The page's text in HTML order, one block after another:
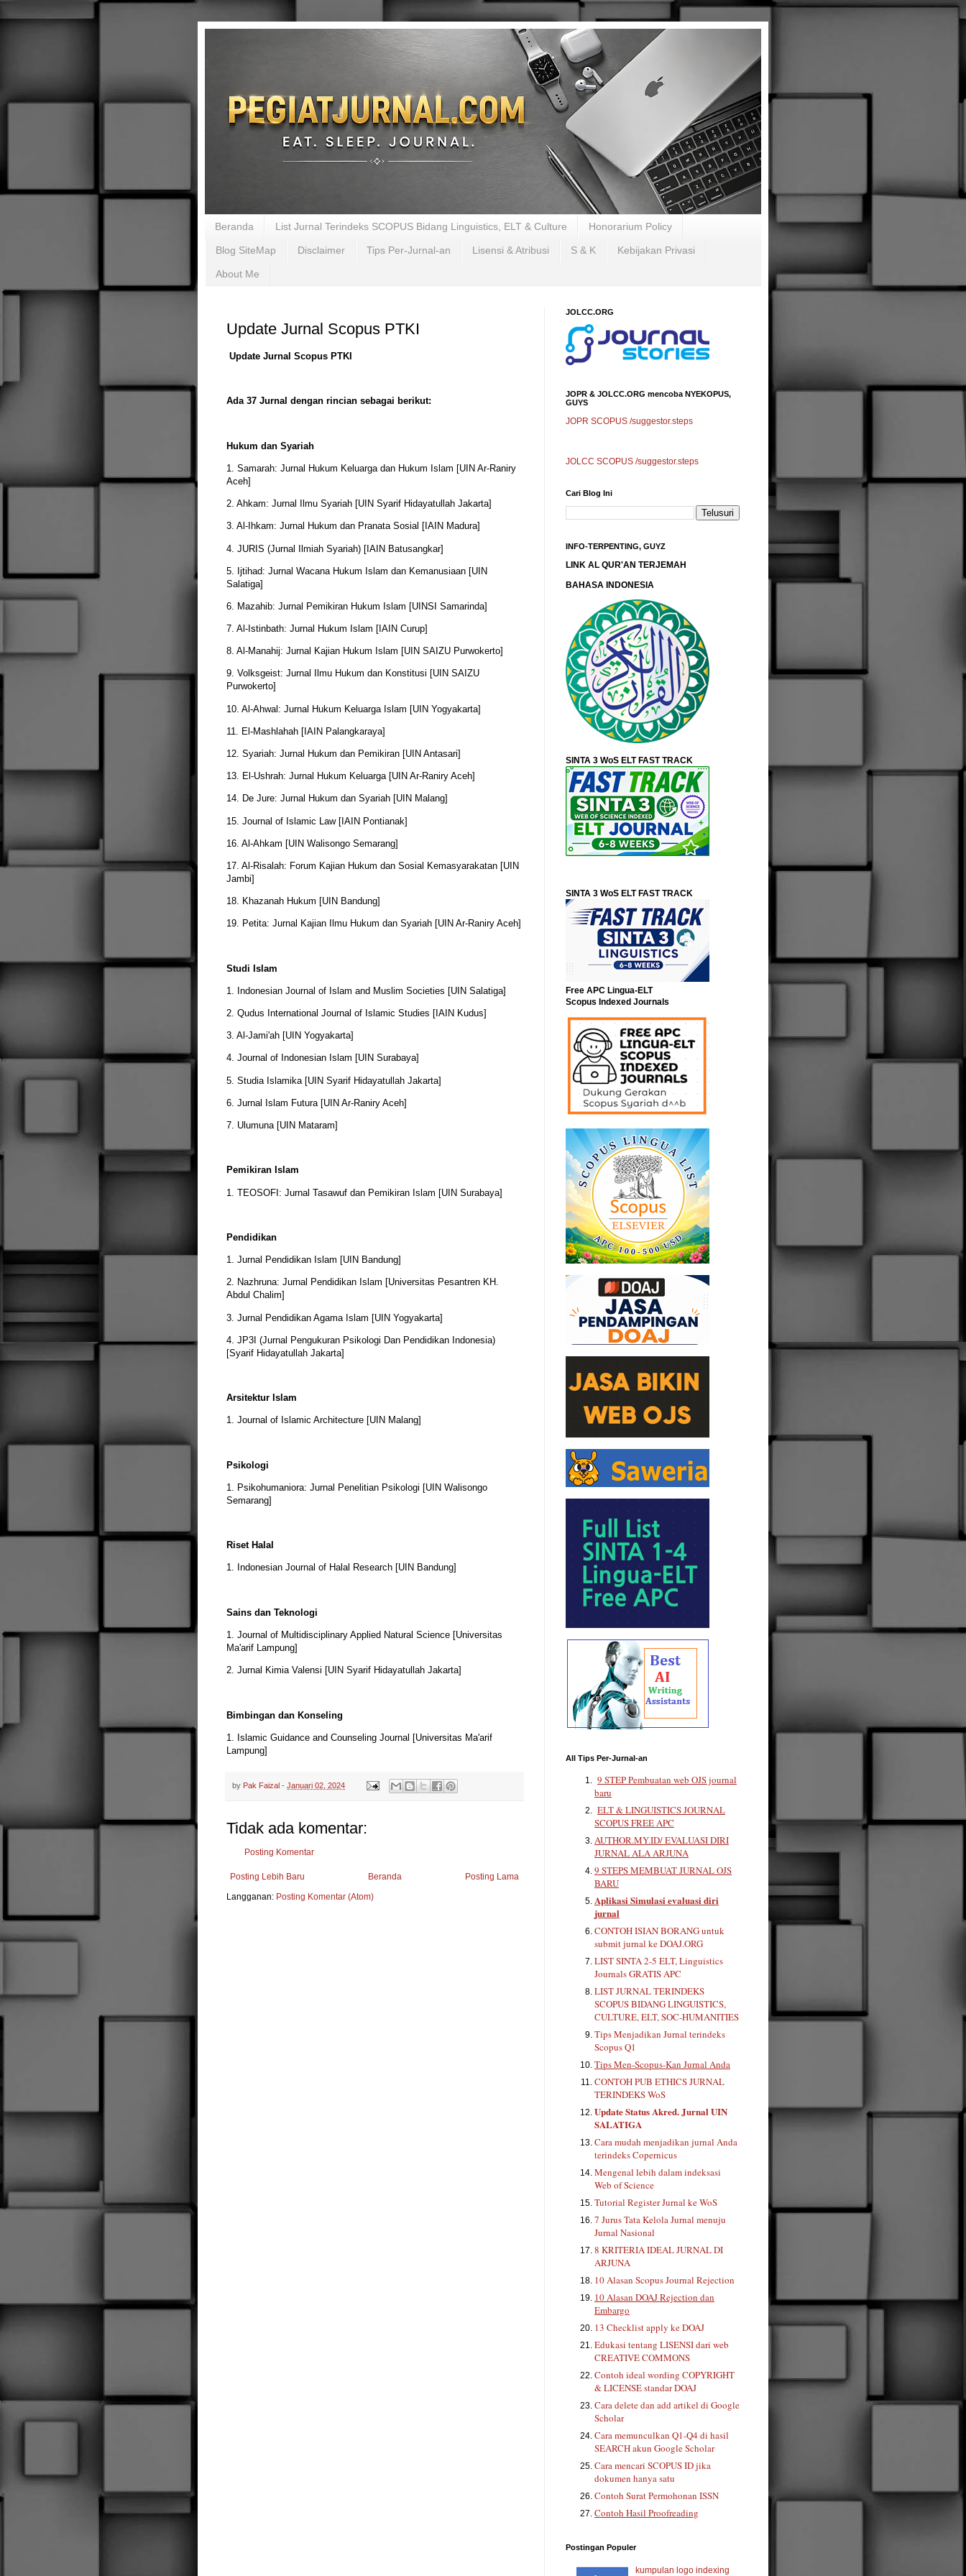
Beranda List Jurnal Terindeks SCOPUS Bidang Linguistics, ELT & Culture Honorarium Policy
Blog SiteMap Disclaimer Tips Per-Jurnal-an Lisensi & Atribusi S & K Kebijakan Privasi
About Me
Update Jurnal Scopus PTKI
Update Jurnal Scopus PTKI
Ada 37 Jurnal dengan rincian sebagai berikut:
Hukum dan Syariah
1. Samarah: Jurnal Hukum Keluarga dan Hukum Islam [UIN Ar-Raniry
Aceh]
2. Ahkam: Jurnal Ilmu Syariah [UIN Syarif Hidayatullah Jakarta]
3. Al-Ihkam: Jurnal Hukum dan Pranata Sosial [IAIN Madura]
4. JURIS (Jurnal Ilmiah Syariah) [IAIN Batusangkar]
5. Ijtihad: Jurnal Wacana Hukum Islam dan Kemanusiaan [UIN
Salatiga]
6. Mazahib: Jurnal Pemikiran Hukum Islam [UINSI Samarinda]
7. Al-Istinbath: Jurnal Hukum Islam [IAIN Curup]
8. Al-Manahij: Jurnal Kajian Hukum Islam [UIN SAIZU Purwokerto]
9. Volksgeist: Jurnal Ilmu Hukum dan Konstitusi [UIN SAIZU
Purwokerto]
10. Al-Ahwal: Jurnal Hukum Keluarga Islam [UIN Yogyakarta]
11. El-Mashlahah [IAIN Palangkaraya]
12. Syariah: Jurnal Hukum dan Pemikiran [UIN Antasari]
13. El-Ushrah: Jurnal Hukum Keluarga [UIN Ar-Raniry Aceh]
14. De Jure: Jurnal Hukum dan Syariah [UIN Malang]
15. Journal of Islamic Law [IAIN Pontianak]
16. Al-Ahkam [UIN Walisongo Semarang]
17. Al-Risalah: Forum Kajian Hukum dan Sosial Kemasyarakatan [UIN
Jambi]
18. Khazanah Hukum [UIN Bandung]
19. Petita: Jurnal Kajian Ilmu Hukum dan Syariah [UIN Ar-Raniry Aceh]
Studi Islam
1. Indonesian Journal of Islam and Muslim Societies [UIN Salatiga]
2. Qudus International Journal of Islamic Studies [IAIN Kudus]
3. Al-Jami'ah [UIN Yogyakarta]
4. Journal of Indonesian Islam [UIN Surabaya]
5. Studia Islamika [UIN Syarif Hidayatullah Jakarta]
6. Jurnal Islam Futura [UIN Ar-Raniry Aceh]
7. Ulumuna [UIN Mataram]
Pemikiran Islam
1. TEOSOFI: Jurnal Tasawuf dan Pemikiran Islam [UIN Surabaya]
Pendidikan
1. Jurnal Pendidikan Islam [UIN Bandung]
2. Nazhruna: Jurnal Pendidikan Islam [Universitas Pesantren KH.
Abdul Chalim]
3. Jurnal Pendidikan Agama Islam [UIN Yogyakarta]
4. JP3I (Jurnal Pengukuran Psikologi Dan Pendidikan Indonesia)
[Syarif Hidayatullah Jakarta]
Arsitektur Islam
1. Journal of Islamic Architecture [UIN Malang]
Psikologi
1. Psikohumaniora: Jurnal Penelitian Psikologi [UIN Walisongo
Semarang]
Riset Halal
1. Indonesian Journal of Halal Research [UIN Bandung]
Sains dan Teknologi
1. Journal of Multidisciplinary Applied Natural Science [Universitas
Ma'arif Lampung]
2. Jurnal Kimia Valensi [UIN Syarif Hidayatullah Jakarta]
Bimbingan dan Konseling
1. Islamic Guidance and Counseling Journal [Universitas Ma'arif
Lampung]
by Pak Faizal - Januari 02, 2024
Tidak ada komentar:
Posting Komentar
Posting Lebih Baru Posting Lama
Beranda
Langganan: Posting Komentar (Atom)
JOLCC.ORG
JOPR & JOLCC.ORG mencoba NYEKOPUS,
GUYS
JOPR SCOPUS /suggestor.steps
JOLCC SCOPUS /suggestor.steps
Cari Blog Ini
INFO-TERPENTING, GUYZ
LINK AL QUR'AN TERJEMAH
BAHASA INDONESIA
SINTA 3 WoS ELT FAST TRACK
SINTA 3 WoS ELT FAST TRACK
Free APC Lingua-ELT
Scopus Indexed Journals
All Tips Per-Jurnal-an
9 STEP Pembuatan web OJS journal
baru
ELT & LINGUISTICS JOURNAL
SCOPUS FREE APC
AUTHOR.MY.ID/ EVALUASI DIRI
JURNAL ALA ARJUNA
9 STEPS MEMBUAT JURNAL OJS
BARU
Aplikasi Simulasi evaluasi diri
jurnal
CONTOH ISIAN BORANG untuk
submit jurnal ke DOAJ.ORG
LIST SINTA 2-5 ELT, Linguistics
Journals GRATIS APC
LIST JURNAL TERINDEKS
SCOPUS BIDANG LINGUISTICS,
CULTURE, ELT, SOC-HUMANITIES
Tips Menjadikan Jurnal terindeks
Scopus Q1
Tips Men-Scopus-Kan Jurnal Anda
CONTOH PUB ETHICS JURNAL
TERINDEKS WoS
Update Status Akred. Jurnal UIN
SALATIGA
Cara mudah menjadikan jurnal Anda
terindeks Copernicus
Mengenal lebih dalam indeksasi
Web of Science
Tutorial Register Jurnal ke WoS
7 Jurus Tata Kelola Jurnal menuju
Jurnal Nasional
8 KRITERIA IDEAL JURNAL DI
ARJUNA
10 Alasan Scopus Journal Rejection
10 Alasan DOAJ Rejection dan
Embargo
13 Checklist apply ke DOAJ
Edukasi tentang LISENSI dari web
CREATIVE COMMONS
Contoh ideal wording COPYRIGHT
& LICENSE standar DOAJ
Cara delete dan add artikel di Google
Scholar
Cara memunculkan Q1-Q4 di hasil
SEARCH akun Google Scholar
Cara mencari SCOPUS ID jika
dokumen hanya satu
Contoh Surat Permohonan ISSN
Contoh Hasil Proofreading
Postingan Populer
kumpulan logo indexing